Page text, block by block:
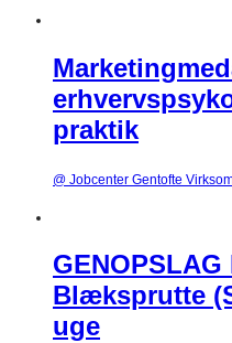
praktik
@ Jobcenter Gentofte
GENOPSLAG
Blæksprutte
uge